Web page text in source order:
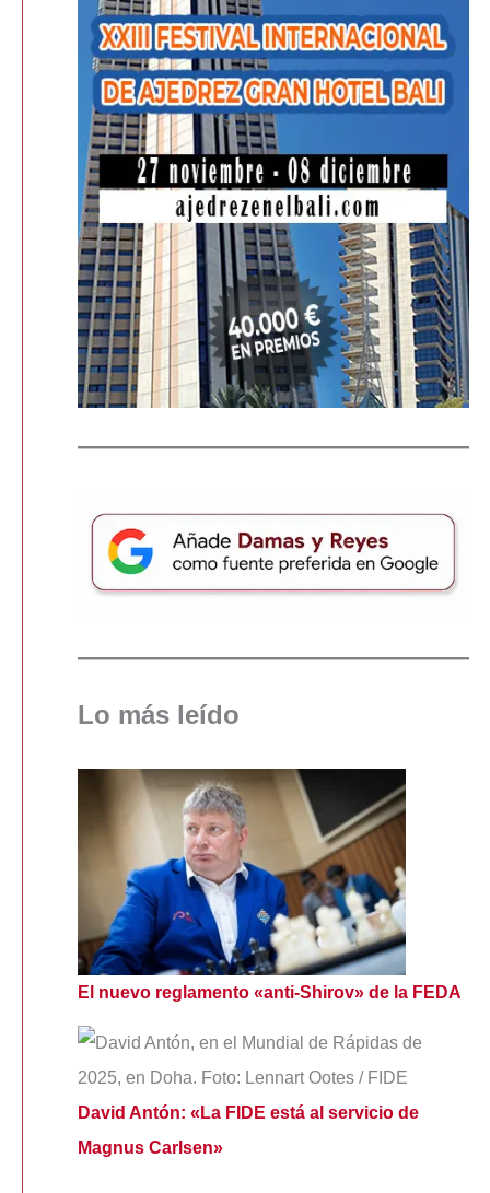
Lo más leído
El nuevo reglamento «anti-Shirov» de la FEDA
David Antón: «La FIDE está al servicio de
Magnus Carlsen»